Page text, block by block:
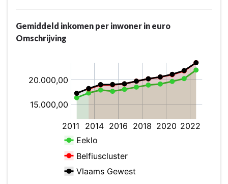
Gemiddeld inkomen per inwoner in euro
Omschrijving